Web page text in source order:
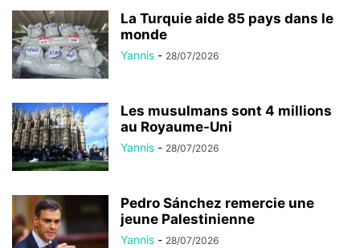
La Turquie aide 85 pays dans le
monde
Yannis - 28/07/2026
Les musulmans sont 4 millions
au Royaume-Uni
Yannis - 28/07/2026
Pedro Sánchez remercie une
jeune Palestinienne
Yannis - 28/07/2026